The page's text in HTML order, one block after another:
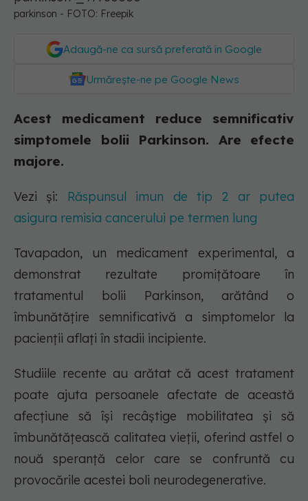
parkinson - FOTO: Freepik
Adaugă-ne ca sursă preferată în Google
Urmărește-ne pe Google News
Acest medicament reduce semnificativ
simptomele bolii Parkinson. Are efecte
majore.
Vezi și: Răspunsul imun de tip 2 ar putea
asigura remisia cancerului pe termen lung
Tavapadon, un medicament experimental, a
demonstrat rezultate promițătoare în
tratamentul bolii Parkinson, arătând o
îmbunătățire semnificativă a simptomelor la
pacienții aflați în stadii incipiente.
Studiile recente au arătat că acest tratament
poate ajuta persoanele afectate de această
afecțiune să își recâștige mobilitatea și să
îmbunătățească calitatea vieții, oferind astfel o
nouă speranță celor care se confruntă cu
provocările acestei boli neurodegenerative.